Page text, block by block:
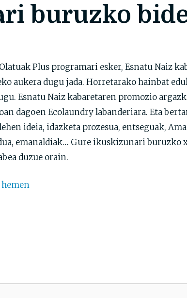
buruzko
Plus programari esker, Esnatu Naiz
aukera dugu jada. Horretarako hainbat
Esnatu Naiz kabaretaren promozio
dagoen Ecolaundry labanderiara. Eta
ideia, idazketa prozesua, entseguak,
emanaldiak… Gure ikuskizunari buruzko
duzue orain.
hemen